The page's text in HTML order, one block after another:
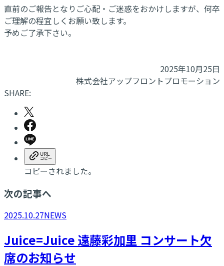
直前のご報告となりご心配・ご迷惑をおかけしますが、何卒
ご理解の程宜しくお願い致します。
予めご了承下さい。
2025年10月25日
株式会社アップフロントプロモーション
SHARE:
コピーされました。
次の記事へ
2025.10.27NEWS
​Juice=Juice 遠藤彩加里 コンサート欠
席のお知らせ